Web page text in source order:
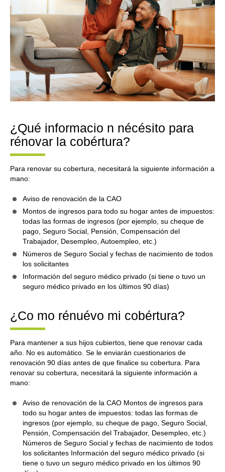
¿Qué informacio n nécésito para
rénovar la cobértura?
Para renovar su cobertura, necesitará la siguiente información a
mano:
Aviso de renovación de la CAO
Montos de ingresos para todo su hogar antes de impuestos:
todas las formas de ingresos (por ejemplo, su cheque de
pago, Seguro Social, Pensión, Compensación del
Trabajador, Desempleo, Autoempleo, etc.)
Números de Seguro Social y fechas de nacimiento de todos
los solicitantes
Información del seguro médico privado (si tiene o tuvo un
seguro médico privado en los últimos 90 días)
¿Co mo rénuévo mi cobértura?
Para mantener a sus hijos cubiertos, tiene que renovar cada
año. No es automático. Se le enviarán cuestionarios de
renovación 90 días antes de que finalice su cobertura. Para
renovar su cobertura, necesitará la siguiente información a
mano:
Aviso de renovación de la CAO Montos de ingresos para
todo su hogar antes de impuestos: todas las formas de
ingresos (por ejemplo, su cheque de pago, Seguro Social,
Pensión, Compensación del Trabajador, Desempleo, etc.)
Números de Seguro Social y fechas de nacimiento de todos
los solicitantes Información del seguro médico privado (si
tiene o tuvo un seguro médico privado en los últimos 90